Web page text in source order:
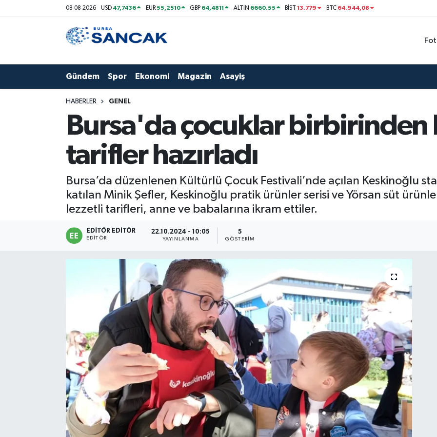
08-08-2026 USD 47,7436 EUR55,2510 GBP 64,4811 ALTIN 6660.55 BİST13.779 BTC 64.944,08
Gündem Spor Ekonomi Magazin Asayiş
HABERLER GENEL
Bursa'da çocuklar birbirinden
tarifler hazırladı
Bursa’da düzenlenen Kültürlü Çocuk Festivali’nde açılan Keskinoğlu
katılan Minik Şefler, Keskinoğlu pratik ürünler serisi ve Yörsan süt
lezzetli tarifleri, anne ve babalarına ikram ettiler.
EDITÖR EDITÖR
EDITÖR
22.10.2024 - 10:05
YAYINLANMA
5
GÖSTERIM
Hava Durumu
Son Dakika Haberleri
Haber Arşivi